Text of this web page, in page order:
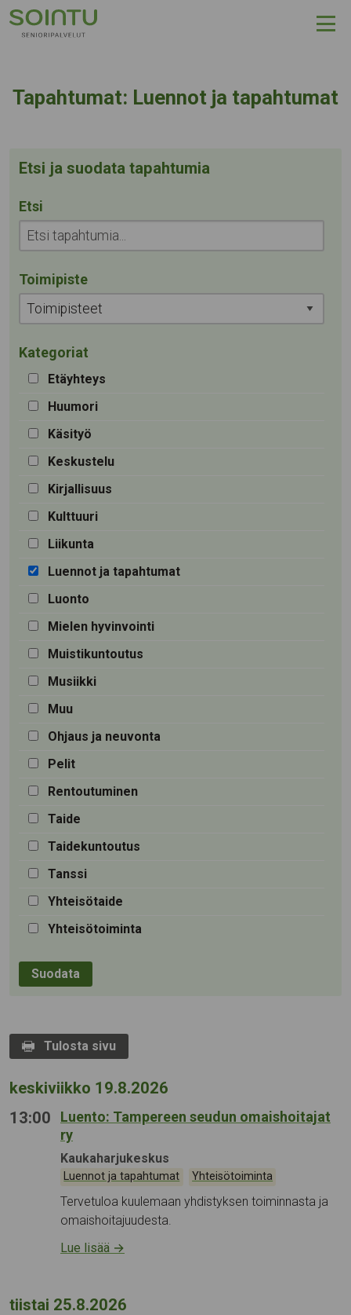
Hyppää sisältöön
Tapahtumat: Kategoria:
Luennot ja tapahtumat
Etsi ja suodata tapahtumia
Etsi
Toimipiste
Kategoriat
Etäyhteys
Huumori
Käsityö
Keskustelu
Kirjallisuus
Kulttuuri
Liikunta
Luennot ja tapahtumat
Luonto
Mielen hyvinvointi
Muistikuntoutus
Musiikki
Muu
Ohjaus ja neuvonta
Pelit
Rentoutuminen
Taide
Taidekuntoutus
Tanssi
Yhteisötaide
Yhteisötoiminta
Tulosta sivu
keskiviikko 19.8.2026
13:00
Luento: Tampereen seudun omaishoitajat
ry
Tapahtumapaikka:
Kaukaharjukeskus
Kategoriat:
Luennot ja tapahtumat Yhteisötoiminta
Tervetuloa kuulemaan yhdistyksen toiminnasta ja
omaishoitajuudesta.
Lue lisää →
tiistai 25.8.2026